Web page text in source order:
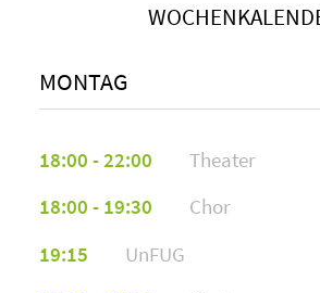
Julian Karle
jka46540@stud.hs-furtwangen.de
Fenja Butz
MONTAG
18:00 - 22:00
Theater
18:00 - 19:30
Chor
19:15
UnFUG